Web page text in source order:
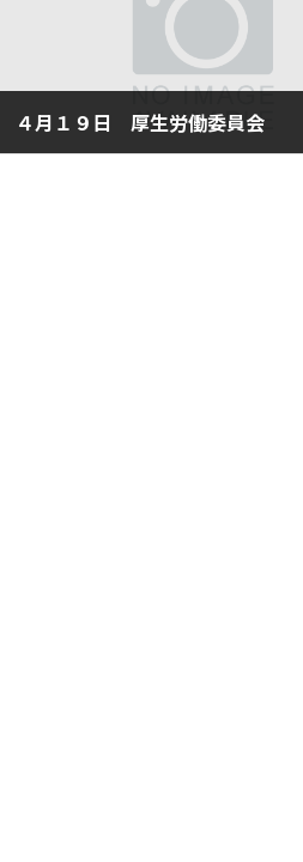
４月１９日 厚生労働委員会